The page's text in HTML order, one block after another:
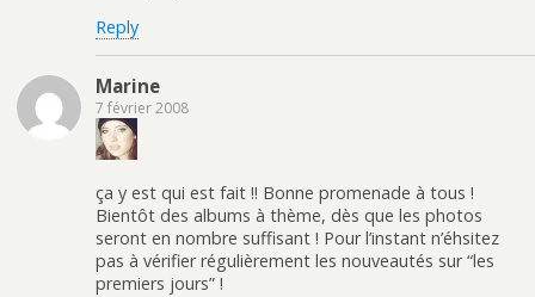
Reply
Marine
7 février 2008
ça y est qui est fait !! Bonne promenade à tous !
Bientôt des albums à thème, dès que les photos
seront en nombre suffisant ! Pour l’instant n’éhsitez
pas à vérifier régulièrement les nouveautés sur “les
premiers jours” !